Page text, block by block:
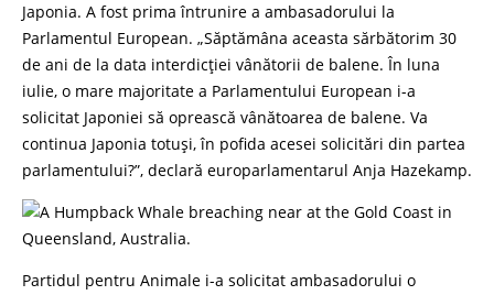
Japonia. A fost prima întrunire a ambasadorului la
Parlamentul European. „Săptămâna aceasta sărbătorim 30
de ani de la data interdicției vânătorii de balene. În luna
iulie, o mare majoritate a Parlamentului European i-a
solicitat Japoniei să oprească vânătoarea de balene. Va
continua Japonia totuși, în pofida acesei solicitări din partea
parlamentului?”, declară europarlamentarul Anja Hazekamp.
Partidul pentru Animale i-a solicitat ambasadorului o